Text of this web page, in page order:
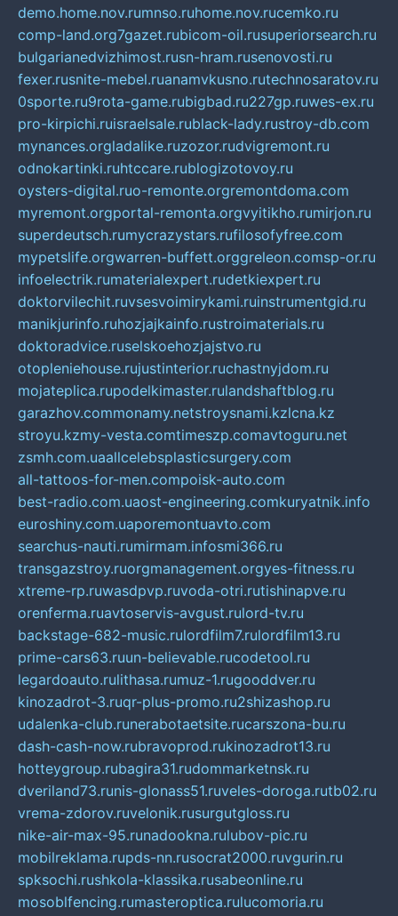
demo.home.nov.rumnso.ruhome.nov.rucemko.ru
comp-land.org7gazet.rubicom-oil.rusuperiorsearch.ru
bulgarianedvizhimost.rusn-hram.rusenovosti.ru
fexer.rusnite-mebel.ruanamvkusno.rutechnosaratov.ru
0sporte.ru9rota-game.rubigbad.ru227gp.ruwes-ex.ru
pro-kirpichi.ruisraelsale.rublack-lady.rustroy-db.com
mynances.orgladalike.ruzozor.rudvigremont.ru
odnokartinki.ruhtccare.rublogizotovoy.ru
oysters-digital.ruo-remonte.orgremontdoma.com
myremont.orgportal-remonta.orgvyitikho.rumirjon.ru
superdeutsch.rumycrazystars.rufilosofyfree.com
mypetslife.orgwarren-buffett.orggreleon.comsp-or.ru
infoelectrik.rumaterialexpert.rudetkiexpert.ru
doktorvilechit.ruvsesvoimirykami.ruinstrumentgid.ru
manikjurinfo.ruhozjajkainfo.rustroimaterials.ru
doktoradvice.ruselskoehozjajstvo.ru
otopleniehouse.rujustinterior.ruchastnyjdom.ru
mojateplica.rupodelkimaster.rulandshaftblog.ru
garazhov.commonamy.netstroysnami.kzlcna.kz
stroyu.kzmy-vesta.comtimeszp.comavtoguru.net
zsmh.com.uaallcelebsplasticsurgery.com
all-tattoos-for-men.compoisk-auto.com
best-radio.com.uaost-engineering.comkuryatnik.info
euroshiny.com.uaporemontuavto.com
searchus-nauti.rumirmam.infosmi366.ru
transgazstroy.ruorgmanagement.orgyes-fitness.ru
xtreme-rp.ruwasdpvp.ruvoda-otri.rutishinapve.ru
orenferma.ruavtoservis-avgust.rulord-tv.ru
backstage-682-music.rulordfilm7.rulordfilm13.ru
prime-cars63.ruun-believable.rucodetool.ru
legardoauto.rulithasa.rumuz-1.rugooddver.ru
kinozadrot-3.ruqr-plus-promo.ru2shizashop.ru
udalenka-club.runerabotaetsite.rucarszona-bu.ru
dash-cash-now.rubravoprod.rukinozadrot13.ru
hotteygroup.rubagira31.rudommarketnsk.ru
dveriland73.runis-glonass51.ruveles-doroga.rutb02.ru
vrema-zdorov.ruvelonik.rusurgutgloss.ru
nike-air-max-95.runadookna.rulubov-pic.ru
mobilreklama.rupds-nn.rusocrat2000.ruvgurin.ru
spksochi.rushkola-klassika.rusabeonline.ru
mosoblfencing.rumasteroptica.rulucomoria.ru